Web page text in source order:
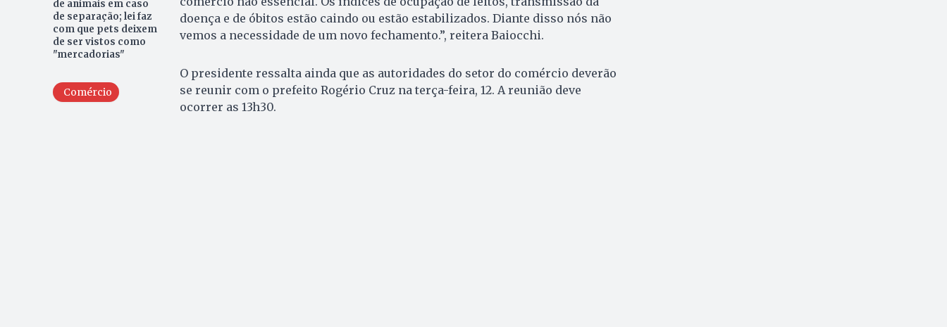
de animais em caso
de separação; lei faz
com que pets deixem
de ser vistos como
"mercadorias"
Comércio
doença e de óbitos estão caindo ou estão estabilizados. Diante disso nós não
vemos a necessidade de um novo fechamento.”, reitera Baiocchi.
O presidente ressalta ainda que as autoridades do setor do comércio deverão
se reunir com o prefeito Rogério Cruz na terça-feira, 12. A reunião deve
ocorrer as 13h30.